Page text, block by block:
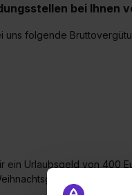
bei Ihnen
uns folgende
ein Urlaubsgeld von 400
beläuft sich